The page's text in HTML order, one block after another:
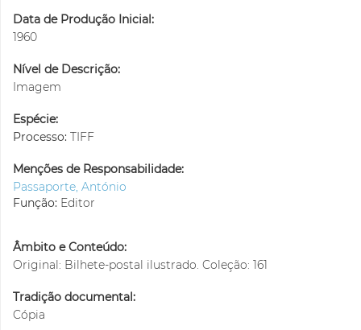
Data de Produção Inicial:
1960
Nível de Descrição:
Imagem
Espécie:
Processo: TIFF
Menções de Responsabilidade:
Passaporte, António
Função: Editor
Âmbito e Conteúdo:
Original: Bilhete-postal ilustrado. Coleção: 161
Tradição documental:
Cópia